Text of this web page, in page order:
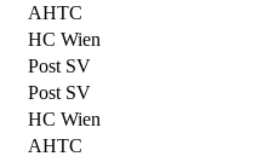
AHTC
HC Wien
Post SV
Post SV
HC Wien
AHTC